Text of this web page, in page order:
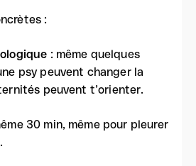
:
: même quelques
psy peuvent changer la
peuvent t’orienter.
30 min, même pour pleurer